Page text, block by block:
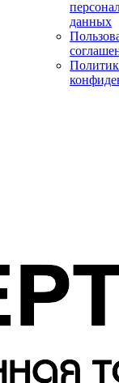
данных